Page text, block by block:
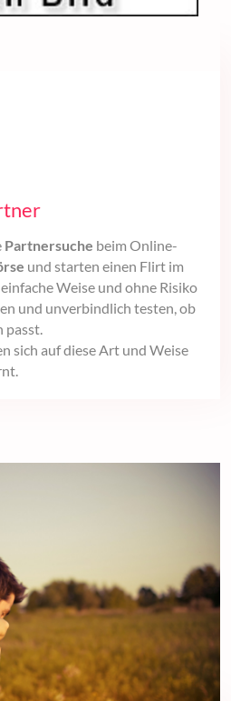
Partnersuche beim Online-
und starten einen Flirt im
Weise und ohne Risiko
und unverbindlich testen, ob
passt.
sich auf diese Art und Weise